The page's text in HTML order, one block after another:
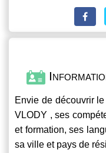
Envie de découvrir le
VLODY , ses
et formation, ses
sa ville et pays de